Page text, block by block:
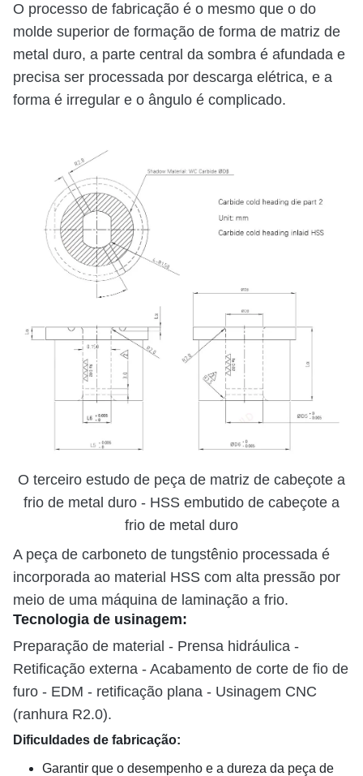
O processo de fabricação é o mesmo que o do
molde superior de formação de forma de matriz de
metal duro, a parte central da sombra é afundada e
precisa ser processada por descarga elétrica, e a
forma é irregular e o ângulo é complicado.
O terceiro estudo de peça de matriz de cabeçote a
frio de metal duro - HSS embutido de cabeçote a
frio de metal duro
A peça de carboneto de tungstênio processada é
incorporada ao material HSS com alta pressão por
meio de uma máquina de laminação a frio.
Tecnologia de usinagem:
Preparação de material - Prensa hidráulica -
Retificação externa - Acabamento de corte de fio de
furo - EDM - retificação plana - Usinagem CNC
(ranhura R2.0).
Dificuldades de fabricação:
Garantir que o desempenho e a dureza da peça de